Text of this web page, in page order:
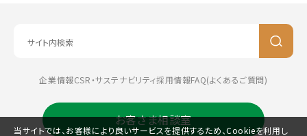
企業情報CSR・サステナビリティ採用情報FAQ(よくあるご質問)
お客さま相談室
当サイトでは、お客様により良いサービスを提供するため、Cookieを利用し